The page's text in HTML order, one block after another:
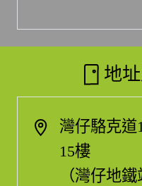
地
灣仔駱克道
15樓
（灣仔地鐵